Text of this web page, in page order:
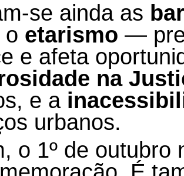
se ainda as
o etarismo —
e afeta
na
e a
urbanos.
o 1º de outubro